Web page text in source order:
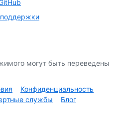
могут быть переведены
Конфиденциальность
службы Блог